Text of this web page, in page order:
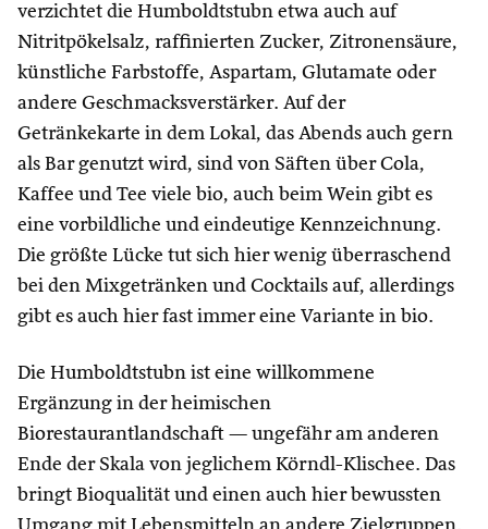
verzichtet die Humboldtstubn etwa auch auf
Nitritpökelsalz, raffinierten Zucker, Zitronensäure,
künstliche Farbstoffe, Aspartam, Glutamate oder
andere Geschmacksverstärker. Auf der
Getränkekarte in dem Lokal, das Abends auch gern
als Bar genutzt wird, sind von Säften über Cola,
Kaffee und Tee viele bio, auch beim Wein gibt es
eine vorbildliche und eindeutige Kennzeichnung.
Die größte Lücke tut sich hier wenig überraschend
bei den Mixgetränken und Cocktails auf, allerdings
gibt es auch hier fast immer eine Variante in bio.
Die Humboldtstubn ist eine willkommene
Ergänzung in der heimischen
Biorestaurantlandschaft — ungefähr am anderen
Ende der Skala von jeglichem Körndl-Klischee. Das
bringt Bioqualität und einen auch hier bewussten